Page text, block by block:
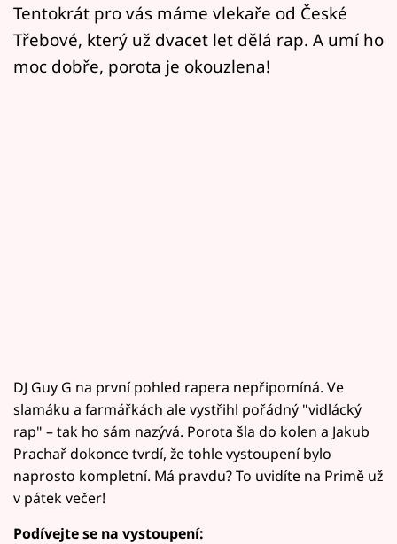
Přihlášení
Tentokrát pro vás máme vlekaře od České
Třebové, který už dvacet let dělá rap. A umí ho
moc dobře, porota je okouzlena!
DJ Guy G na první pohled rapera nepřipomíná. Ve
slamáku a farmářkách ale vystřihl pořádný "vidlácký
rap" – tak ho sám nazývá. Porota šla do kolen a Jakub
Prachař dokonce tvrdí, že tohle vystoupení bylo
naprosto kompletní. Má pravdu? To uvidíte na Primě už
v pátek večer!
Podívejte se na vystoupení: